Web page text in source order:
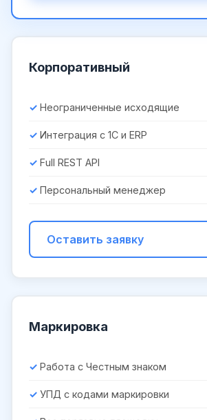
Корпоративный
Неограниченные исходящие
Интеграция с 1С и ERP
Full REST API
Персональный менеджер
Оставить заявку
Маркировка
Работа с Честным знаком
УПД с кодами маркировки